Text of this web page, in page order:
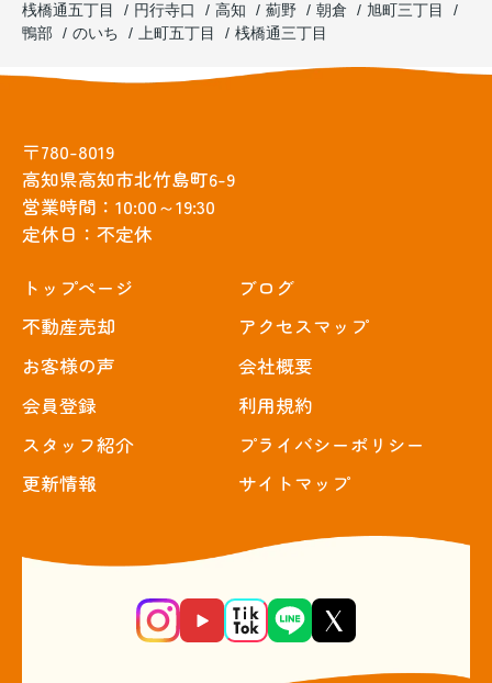
桟橋通五丁目
円行寺口 高知 薊野 朝倉
旭町三丁目
鴨部
のいち 上町五丁目 桟橋通三丁目
〒780-8019
高知県高知市北竹島町6-9
営業時間：10:00～19:30
定休日：不定休
トップぺージ
不動産売却
お客様の声
会員登録
スタッフ紹介
更新情報
ブログ
アクセスマップ
会社概要
利用規約
プライバシーポリシー
サイトマップ